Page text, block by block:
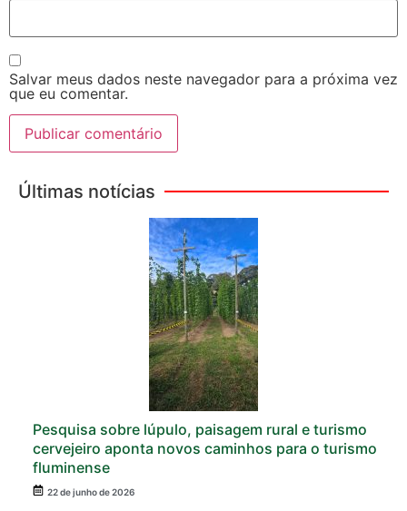
Salvar meus dados neste navegador para a próxima vez
que eu comentar.
Últimas notícias
Pesquisa sobre lúpulo, paisagem rural e turismo
cervejeiro aponta novos caminhos para o turismo
fluminense
22 de junho de 2026